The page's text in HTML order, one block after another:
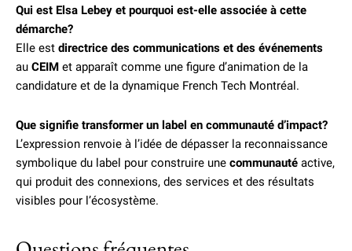
Qui est Elsa Lebey et pourquoi est-elle associée à cette
démarche?
Elle est directrice des communications et des événements
au CEIM et apparaît comme une figure d’animation de la
candidature et de la dynamique French Tech Montréal.
Que signifie transformer un label en communauté d’impact?
L’expression renvoie à l’idée de dépasser la reconnaissance
symbolique du label pour construire une communauté active,
qui produit des connexions, des services et des résultats
visibles pour l’écosystème.